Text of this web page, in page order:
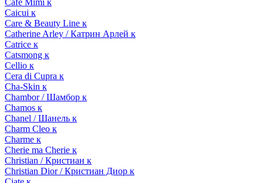
Cafe Mimi к
Caicui к
Care & Beauty Line к
Catherine Arley / Катрин Арлей к
Catrice к
Catsmong к
Cellio к
Cera di Cupra к
Cha-Skin к
Chambor / Шамбор к
Chamos к
Chanel / Шанель к
Charm Cleo к
Charme к
Cherie ma Cherie к
Christian / Кристиан к
Christian Dior / Кристиан Диор к